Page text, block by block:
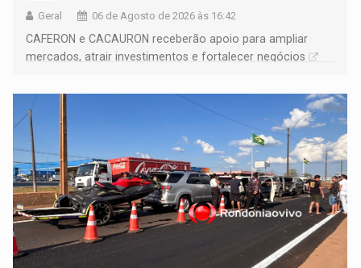
Geral 06 de Agosto de 2026 às 16:42
CAFERON e CACAURON receberão apoio para ampliar
mercados, atrair investimentos e fortalecer negócios